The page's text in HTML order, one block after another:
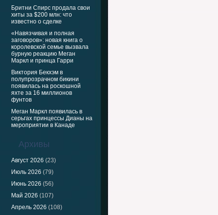
Бритни Спирс продала свои
хиты за $200 млн: что
известно о сделке
«Навязчивая и полная
заговоров»: новая книга о
королевской семье вызвала
бурную реакцию Меган
Маркл и принца Гарри
Виктория Бекхэм в
полупрозрачном бикини
появилась на роскошной
яхте за 16 миллионов
фунтов
Меган Маркл появилась в
серьгах принцессы Дианы на
мероприятии в Канаде
Архивы
Август 2026 (23)
Июль 2026 (79)
Июнь 2026 (56)
Май 2026 (107)
Апрель 2026 (108)